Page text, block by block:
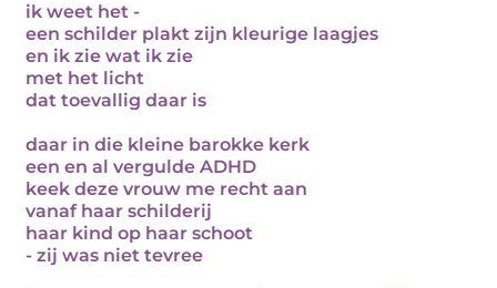
ik weet het -
een schilder plakt zijn kleurige laagjes
en ik zie wat ik zie
met het licht
dat toevallig daar is
daar in die kleine barokke kerk
een en al vergulde ADHD
keek deze vrouw me recht aan
vanaf haar schilderij
haar kind op haar schoot
- zij was niet tevree